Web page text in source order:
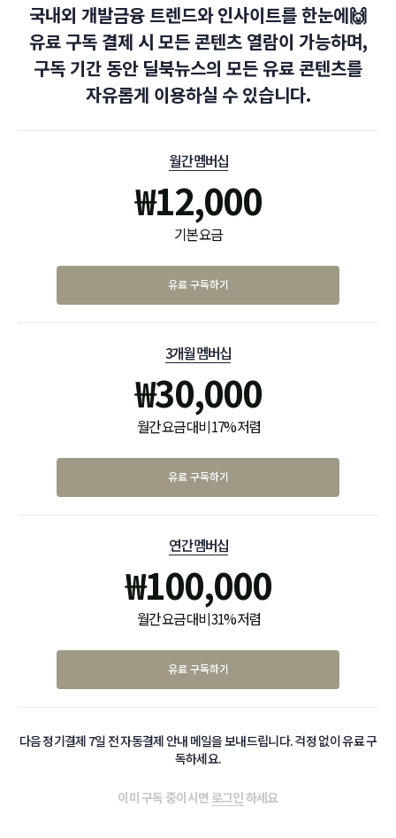
국내외 개발금융 트렌드와 인사이트를 한눈에🙌
유료 구독 결제 시 모든 콘텐츠 열람이 가능하며,
구독 기간 동안 딜북뉴스의 모든 유료 콘텐츠를
자유롭게 이용하실 수 있습니다.
월간 멤버십
₩12,000
기본 요금
유료 구독하기
3개월 멤버십
₩30,000
월간 요금 대비 17% 저렴
유료 구독하기
연간 멤버십
₩100,000
월간 요금 대비 31% 저렴
유료 구독하기
다음 정기결제 7일 전 자동결제 안내 메일을 보내드립니다. 걱정 없이 유료 구
독하세요.
이미 구독 중이시면 로그인하세요